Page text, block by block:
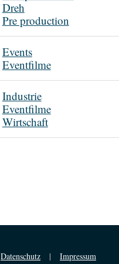
Dreh
Pre production
Events
Eventfilme
Industrie
Eventfilme
Wirtschaft
Datenschutz | Impressum